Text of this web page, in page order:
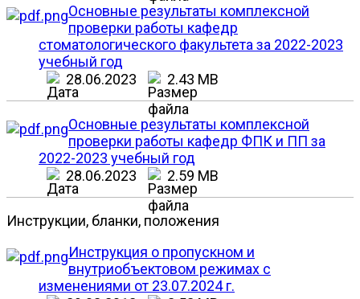
Основные результаты комплексной
проверки работы кафедр
стоматологического факультета за 2022-2023
учебный год
28.06.2023
2.43 MB
Основные результаты комплексной
проверки работы кафедр ФПК и ПП за
2022-2023 учебный год
28.06.2023
2.59 MB
Инструкции, бланки, положения
Инструкция о пропускном и
внутриобъектовом режимах с
изменениями от 23.07.2024 г.